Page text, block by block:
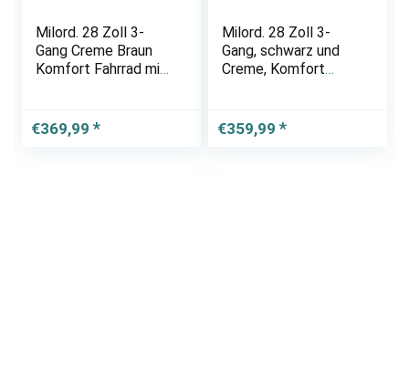
Milord. 28 Zoll 3-
Gang Creme Braun
Komfort Fahrrad mit
Citybike Cityrad
Retro Vintage
€369,99
Milord. 28 Zoll 3-
Gang, schwarz und
Creme, Komfort
Hollandrad,
Damenfahrrad,
€359,99